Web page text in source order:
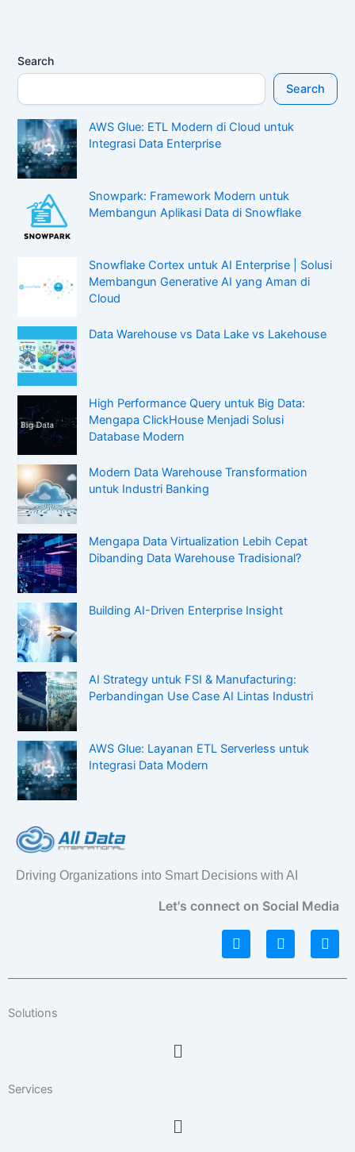
Search
Search
AWS Glue: ETL Modern di Cloud untuk
Integrasi Data Enterprise
Snowpark: Framework Modern untuk
Membangun Aplikasi Data di Snowflake
Snowflake Cortex untuk AI Enterprise | Solusi
Membangun Generative AI yang Aman di
Cloud
Data Warehouse vs Data Lake vs Lakehouse
High Performance Query untuk Big Data:
Mengapa ClickHouse Menjadi Solusi
Database Modern
Modern Data Warehouse Transformation
untuk Industri Banking
Mengapa Data Virtualization Lebih Cepat
Dibanding Data Warehouse Tradisional?
Building AI-Driven Enterprise Insight
AI Strategy untuk FSI & Manufacturing:
Perbandingan Use Case AI Lintas Industri
AWS Glue: Layanan ETL Serverless untuk
Integrasi Data Modern
Driving Organizations into Smart Decisions with AI
Let's connect on Social Media
L
i
k
I
n
t
F
a
e
Solutions
Menu
Services
Menu